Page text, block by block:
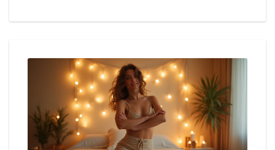
citem, respektovaním potřeb a pohodlím partnera.